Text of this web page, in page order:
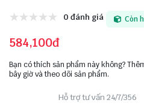
0 đánh giá Còn
584,100đ
Bạn có thích sản phẩm này không?
bây giờ và theo dõi sản phẩm.
Hỗ trợ tư vấn 24/7/356